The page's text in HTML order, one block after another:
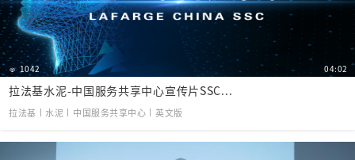
1042 04:02
拉法基水泥-中国服务共享中心宣传片SSC...
拉法基丨水泥丨中国服务共享中心丨英文版